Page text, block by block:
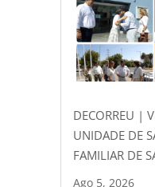
DECORREU |
UNIDADE DE
FAMILIAR DE
Ago 5, 2026